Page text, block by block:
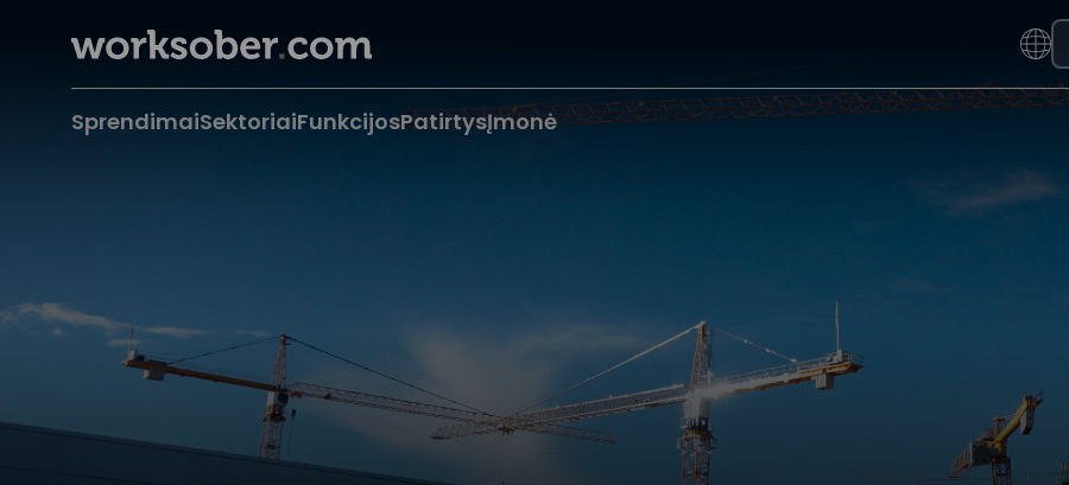
SprendimaiSektoriaiFunkcijosPatirtysĮmonė